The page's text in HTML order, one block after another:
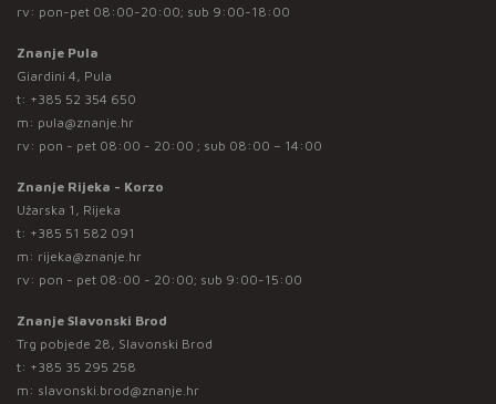
rv: pon-pet 08:00-20:00; sub 9:00-18:00
Znanje Pula
Giardini 4, Pula
t: +385 52 354 650
m: pula@znanje.hr
rv: pon - pet 08:00 - 20:00 ; sub 08:00 – 14:00
Znanje Rijeka - Korzo
Užarska 1, Rijeka
t: +385 51 582 091
m: rijeka@znanje.hr
rv: pon - pet 08:00 - 20:00; sub 9:00-15:00
Znanje Slavonski Brod
Trg pobjede 28, Slavonski Brod
t: +385 35 295 258
m: slavonski.brod@znanje.hr